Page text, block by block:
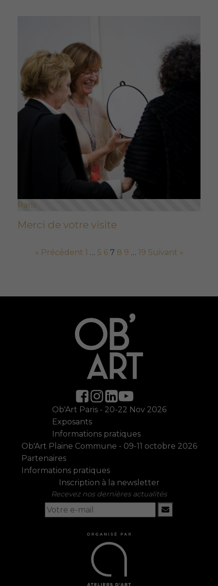
Paris
Merci de votre visite
« Précédent 1 … 5 6 7 8 9 … 19 Suivant »
Ob'Art Paris - 20-22 Nov 2026
Exposants
Informations pratiques
Ob'Art Plaine Commune - 09-11 octobre 2026
Partenaires
Informations pratiques
Inscription à la newsletter
Recevez nos dernières actualités